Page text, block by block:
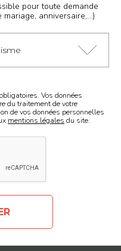
pour toute demande
anniversaire,…)
Vos données
du traitement de votre
de vos données personnelles
mentions légales du site.